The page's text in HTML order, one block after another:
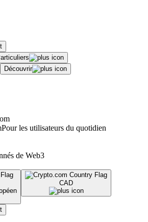
Découvrir
Pour les utilisateurs du quotidien
de Web3
CAD